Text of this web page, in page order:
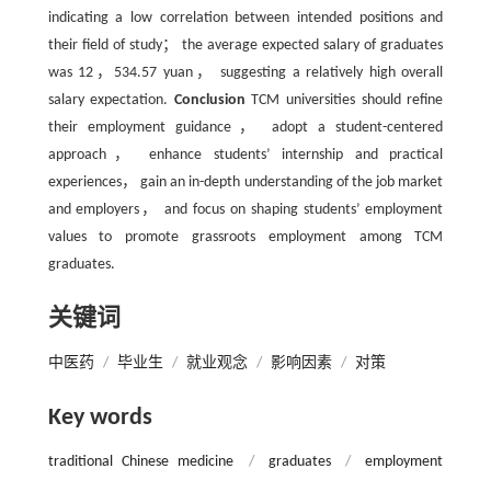
indicating a low correlation between intended positions and
their field of study； the average expected salary of graduates
was 12，534.57 yuan， suggesting a relatively high overall
salary expectation. Conclusion TCM universities should refine
their employment guidance， adopt a student-centered
approach， enhance students’ internship and practical
experiences， gain an in-depth understanding of the job market
and employers， and focus on shaping students’ employment
values to promote grassroots employment among TCM
graduates.
关键词
中医药 / 毕业生 / 就业观念 / 影响因素 / 对策
Key words
traditional Chinese medicine / graduates /
employment